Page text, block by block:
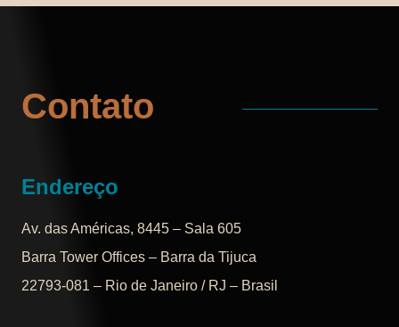
Contato
Endereço
Av. das Américas, 8445 – Sala 605
Barra Tower Offices – Barra da Tijuca
22793-081 – Rio de Janeiro / RJ – Brasil